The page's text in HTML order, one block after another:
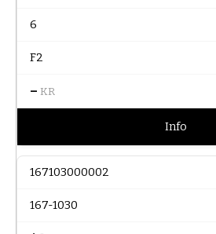
6
F2
– KR
Info
167103000002
167-1030